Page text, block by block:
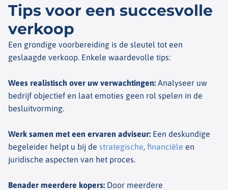
Tips voor een succesvolle
verkoop
Een grondige voorbereiding is de sleutel tot een
geslaagde verkoop. Enkele waardevolle tips:
Wees realistisch over uw verwachtingen: Analyseer uw
bedrijf objectief en laat emoties geen rol spelen in de
besluitvorming.
Werk samen met een ervaren adviseur: Een deskundige
begeleider helpt u bij de strategische, financiële en
juridische aspecten van het proces.
Benader meerdere kopers: Door meerdere